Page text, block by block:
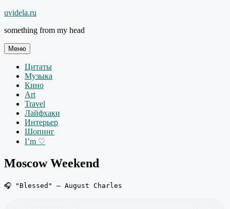
Перейти
содержимому
uvidela.ru
something from my head
Меню
Цитаты
Музыка
Кино
Art
Travel
Лайфхаки
Интерьер
Шопинг
I’m ♡
Moscow Weekend
🎧 "Blessed" — August Charles